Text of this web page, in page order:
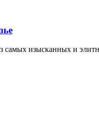
самых изысканных и